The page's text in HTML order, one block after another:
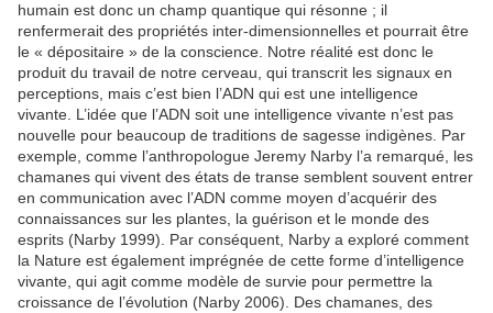
humain est donc un champ quantique qui résonne ; il
renfermerait des propriétés inter-dimensionnelles et pourrait être
le « dépositaire » de la conscience. Notre réalité est donc le
produit du travail de notre cerveau, qui transcrit les signaux en
perceptions, mais c’est bien l’ADN qui est une intelligence
vivante. L’idée que l’ADN soit une intelligence vivante n’est pas
nouvelle pour beaucoup de traditions de sagesse indigènes. Par
exemple, comme l’anthropologue Jeremy Narby l’a remarqué, les
chamanes qui vivent des états de transe semblent souvent entrer
en communication avec l’ADN comme moyen d’acquérir des
connaissances sur les plantes, la guérison et le monde des
esprits (Narby 1999). Par conséquent, Narby a exploré comment
la Nature est également imprégnée de cette forme d’intelligence
vivante, qui agit comme modèle de survie pour permettre la
croissance de l’évolution (Narby 2006). Des chamanes, des